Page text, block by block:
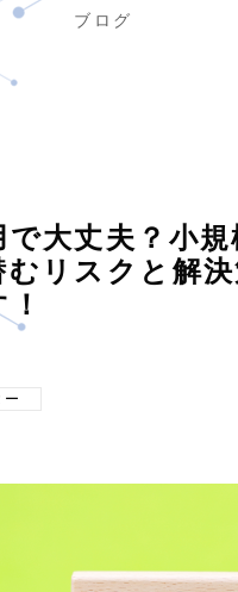
ブログ
で大丈夫？小規
むリスクと解